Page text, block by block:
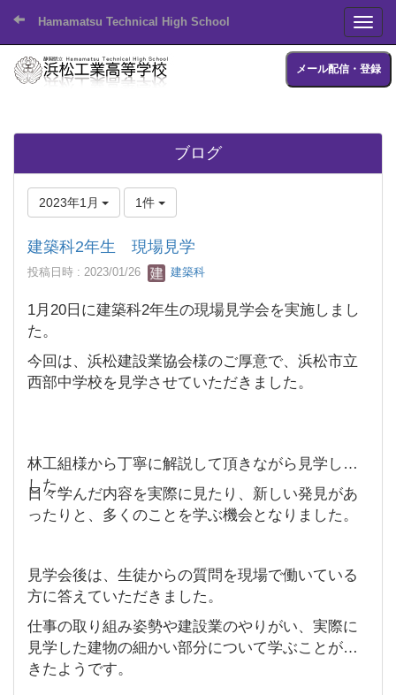
Hamamatsu Technical High School
メール配信・登録
ブログ
2023年1月 1件
建築科2年生 現場見学
投稿日時 : 2023/01/26 建築科
1月20日に建築科2年生の現場見学会を実施しまし
た。
今回は、浜松建設業協会様のご厚意で、浜松市立
西部中学校を見学させていただきました。
林工組様から丁寧に解説して頂きながら見学しま
した。
日々学んだ内容を実際に見たり、新しい発見があ
ったりと、多くのことを学ぶ機会となりました。
見学会後は、生徒からの質問を現場で働いている
方に答えていただきました。
仕事の取り組み姿勢や建設業のやりがい、実際に
見学した建物の細かい部分について学ぶことがで
きたようです。